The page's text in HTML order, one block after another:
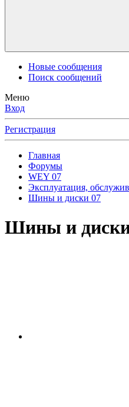
Новые сообщения
Поиск сообщений
Меню
Вход
Регистрация
Главная
Форумы
WEY 07
Эксплуатация,
Шины и диски 07
Шины и